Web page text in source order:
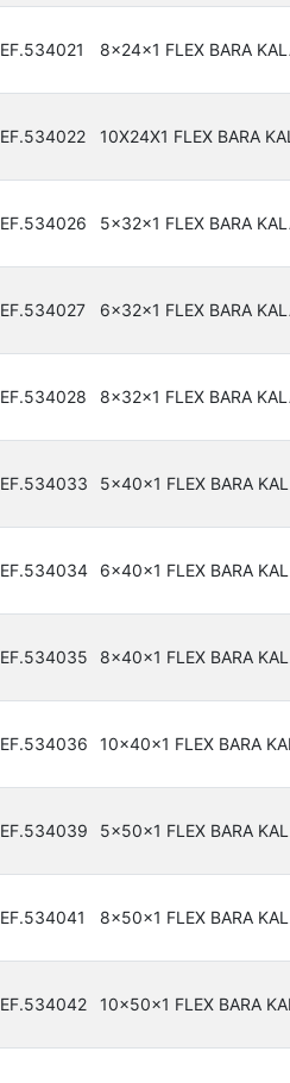
EF.534021 8x24x1 FLEX BARA
EF.534022 10X24X1 FLEX BARA
EF.534026 5x32x1 FLEX BARA
EF.534027 6x32x1 FLEX BARA
EF.534028 8x32x1 FLEX BARA
EF.534033 5x40x1 FLEX BARA
EF.534034 6x40x1 FLEX BARA
EF.534035 8x40x1 FLEX BARA
EF.534036 10x40x1 FLEX BARA
EF.534039 5x50x1 FLEX BARA
EF.534041 8x50x1 FLEX BARA
EF.534042 10x50x1 FLEX BARA